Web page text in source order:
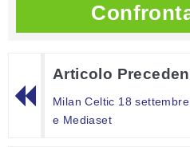
Articolo
Milan Celtic 18
e Mediaset